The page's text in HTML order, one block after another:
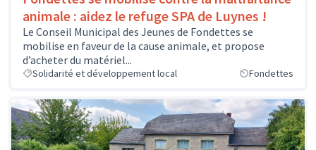
animale : aidez le refuge SPA de Luynes !
Le Conseil Municipal des Jeunes de Fondettes se
mobilise en faveur de la cause animale, et propose
d’acheter du matériel...
Solidarité et développement local Fondettes